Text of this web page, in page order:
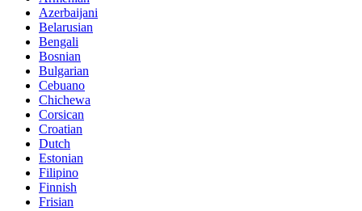
Azerbaijani
Belarusian
Bengali
Bosnian
Bulgarian
Cebuano
Chichewa
Corsican
Croatian
Dutch
Estonian
Filipino
Finnish
Frisian